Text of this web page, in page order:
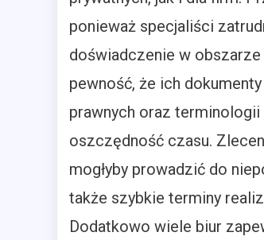
ponieważ specjaliści
doświadczenie w
pewność, że ich
prawnych oraz terminologii
oszczędność czasu.
mogłyby prowadzić do
także szybkie terminy
Dodatkowo wiele biur